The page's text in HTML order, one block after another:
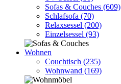
Sofas & Couches (609)
Schlafsofa (70)
Relaxsessel (200)
Einzelsessel (93)
Wohnen
Couchtisch (235)
Wohnwand (169)